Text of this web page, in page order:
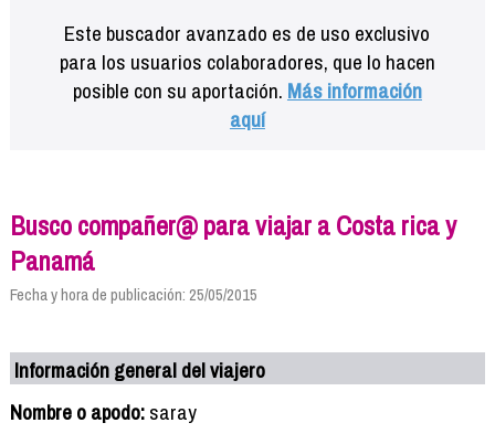
Este buscador avanzado es de uso exclusivo
para los usuarios colaboradores, que lo hacen
posible con su aportación. Más información
aquí
Busco compañer@ para viajar a Costa rica y
Panamá
Fecha y hora de publicación: 25/05/2015
Información general del viajero
Nombre o apodo:saray